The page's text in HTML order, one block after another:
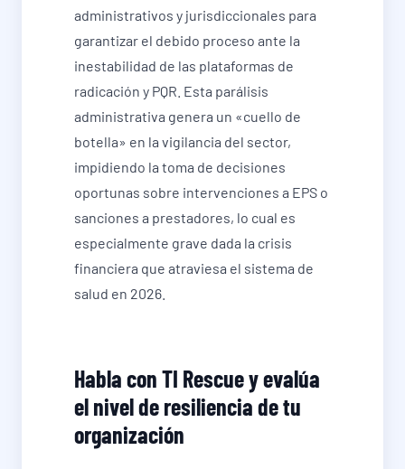
administrativos y jurisdiccionales para
garantizar el debido proceso ante la
inestabilidad de las plataformas de
radicación y PQR. Esta parálisis
administrativa genera un «cuello de
botella» en la vigilancia del sector,
impidiendo la toma de decisiones
oportunas sobre intervenciones a EPS o
sanciones a prestadores, lo cual es
especialmente grave dada la crisis
financiera que atraviesa el sistema de
salud en 2026.
Habla con TI Rescue y evalúa
el nivel de resiliencia de tu
organización